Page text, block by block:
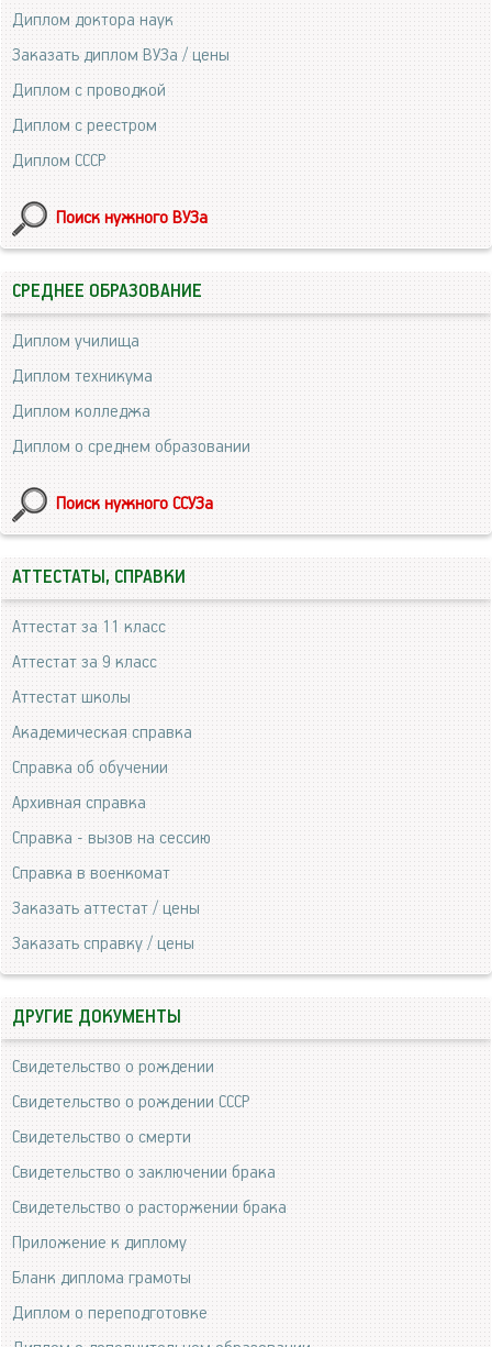
Диплом доктора наук
Заказать диплом ВУЗа / цены
Диплом с проводкой
Диплом с реестром
Диплом СССР
Поиск нужного ВУЗа
СРЕДНЕЕ ОБРАЗОВАНИЕ
Диплом училища
Диплом техникума
Диплом колледжа
Диплом о среднем образовании
Поиск нужного ССУЗа
АТТЕСТАТЫ, СПРАВКИ
Аттестат за 11 класс
Аттестат за 9 класс
Аттестат школы
Академическая справка
Справка об обучении
Архивная справка
Справка - вызов на сессию
Справка в военкомат
Заказать аттестат / цены
Заказать справку / цены
ДРУГИЕ ДОКУМЕНТЫ
Свидетельство о рождении
Свидетельство о рождении СССР
Свидетельство о смерти
Свидетельство о заключении брака
Свидетельство о расторжении брака
Приложение к диплому
Бланк диплома грамоты
Диплом о переподготовке